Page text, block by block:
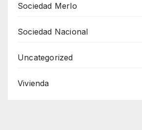
Sociedad Merlo
Sociedad Nacional
Uncategorized
Vivienda